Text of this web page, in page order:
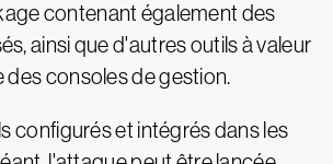
contenant également des
ainsi que d'autres outils à valeur
des consoles de gestion.
configurés et intégrés dans les